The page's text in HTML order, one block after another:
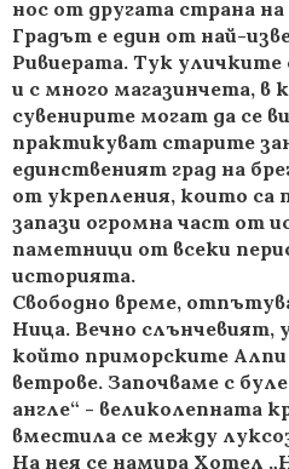
нос от другата страна
Градът е един от най-
Ривиерата. Тук
и с много магазинчета, в
сувенирите могат да се
практикуват старите
единственият град на
от укрепления, които са
запази огромна част от
паметници от всеки
историята.
Свободно време,
Ница. Вечно слънчевият,
който приморските
ветрове. Започваме с
англе“ - великолепната
вместила се между
На нея се намира Хотел